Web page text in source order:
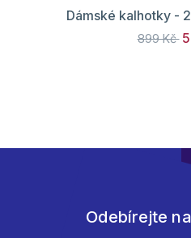
Dámské kalhotky -
899 Kč
Odebírejte